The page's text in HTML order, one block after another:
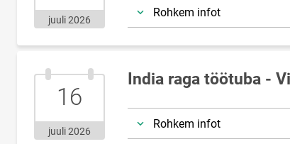
juuli 2026
Rohkem infot
16.juuli.2026
16
juuli 2026
India raga töötuba -
Rohkem infot